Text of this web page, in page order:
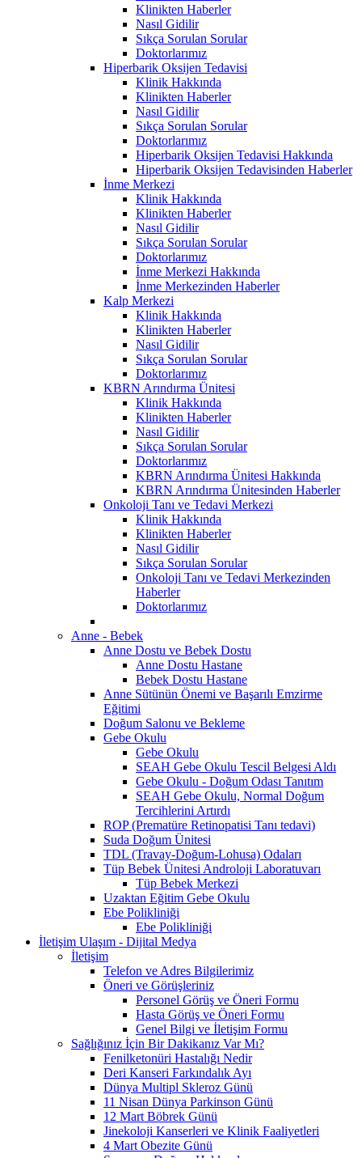
Klinikten Haberler
Nasıl Gidilir
Sıkça Sorulan Sorular
Doktorlarımız
Hiperbarik Oksijen Tedavisi
Klinik Hakkında
Klinikten Haberler
Nasıl Gidilir
Sıkça Sorulan Sorular
Doktorlarımız
Hiperbarik Oksijen Tedavisi Hakkında
Hiperbarik Oksijen Tedavisinden Haberler
İnme Merkezi
Klinik Hakkında
Klinikten Haberler
Nasıl Gidilir
Sıkça Sorulan Sorular
Doktorlarımız
İnme Merkezi Hakkında
İnme Merkezinden Haberler
Kalp Merkezi
Klinik Hakkında
Klinikten Haberler
Nasıl Gidilir
Sıkça Sorulan Sorular
Doktorlarımız
KBRN Arındırma Ünitesi
Klinik Hakkında
Klinikten Haberler
Nasıl Gidilir
Sıkça Sorulan Sorular
Doktorlarımız
KBRN Arındırma Ünitesi Hakkında
KBRN Arındırma Ünitesinden Haberler
Onkoloji Tanı ve Tedavi Merkezi
Klinik Hakkında
Klinikten Haberler
Nasıl Gidilir
Sıkça Sorulan Sorular
Onkoloji Tanı ve Tedavi Merkezinden
Haberler
Doktorlarımız
Anne - Bebek
Anne Dostu ve Bebek Dostu
Anne Dostu Hastane
Bebek Dostu Hastane
Anne Sütünün Önemi ve Başarılı Emzirme
Eğitimi
Doğum Salonu ve Bekleme
Gebe Okulu
Gebe Okulu
SEAH Gebe Okulu Tescil Belgesi Aldı
Gebe Okulu - Doğum Odası Tanıtım
SEAH Gebe Okulu, Normal Doğum
Tercihlerini Artırdı
ROP (Prematüre Retinopatisi Tanı tedavi)
Suda Doğum Ünitesi
TDL (Travay-Doğum-Lohusa) Odaları
Tüp Bebek Ünitesi Androloji Laboratuvarı
Tüp Bebek Merkezi
Uzaktan Eğitim Gebe Okulu
Ebe Polikliniği
Ebe Polikliniği
İletişim Ulaşım - Dijital Medya
İletişim
Telefon ve Adres Bilgilerimiz
Öneri ve Görüşleriniz
Personel Görüş ve Öneri Formu
Hasta Görüş ve Öneri Formu
Genel Bilgi ve İletişim Formu
Sağlığınız İçin Bir Dakikanız Var Mı?
Fenilketonüri Hastalığı Nedir
Deri Kanseri Farkındalık Ayı
Dünya Multipl Skleroz Günü
11 Nisan Dünya Parkinson Günü
12 Mart Böbrek Günü
Jinekoloji Kanserleri ve Klinik Faaliyetleri
4 Mart Obezite Günü